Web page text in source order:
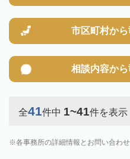
市区町村から
相談内容から
全41件中 1~41件を表示
各事務所の詳細情報とお問い合わ